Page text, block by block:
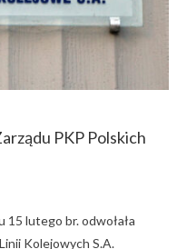
PKP Polskich
15 lutego br. odwołała
Kolejowych S.A.